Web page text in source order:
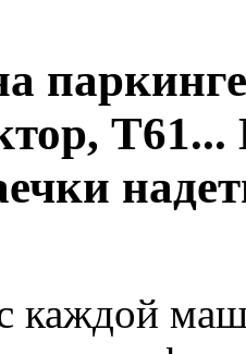
каждой